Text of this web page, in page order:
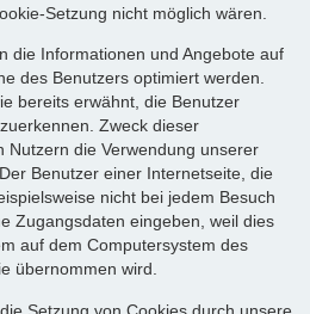
Setzung nicht möglich wären.
die Informationen und Angebote auf
des Benutzers optimiert werden.
bereits erwähnt, die Benutzer
Zweck dieser
Nutzern die Verwendung unserer
Benutzer einer Internetseite, die
nicht bei jedem Besuch
Zugangsdaten eingeben, weil dies
auf dem Computersystem des
übernommen wird.
Setzung von Cookies durch unsere